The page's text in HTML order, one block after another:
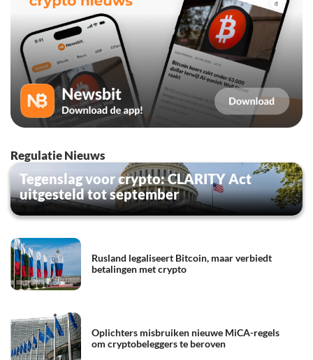
Regulatie Nieuws
Tegenslag voor crypto: CLARITY Act
uitgesteld tot september
Rusland legaliseert Bitcoin, maar verbiedt
betalingen met crypto
Oplichters misbruiken nieuwe MiCA-regels
om cryptobeleggers te beroven